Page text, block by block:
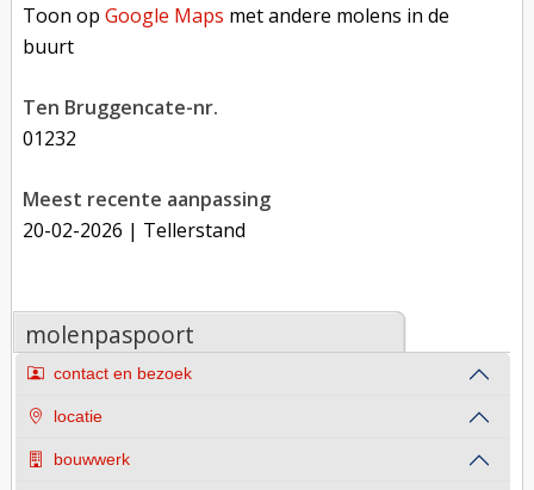
Toon opGoogle Maps met andere molens in de
buurt
Ten Bruggencate-nr.
01232
Meest recente aanpassing
20-02-2026 | Tellerstand
molenpaspoort
contact en bezoek
locatie
bouwwerk